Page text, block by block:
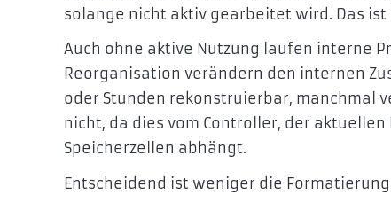
solange nicht aktiv gearbeitet wird. Das ist
Auch ohne aktive Nutzung laufen interne
Reorganisation verändern den internen
oder Stunden rekonstruierbar, manchmal
nicht, da dies vom Controller, der
Speicherzellen abhängt.
Entscheidend ist weniger die